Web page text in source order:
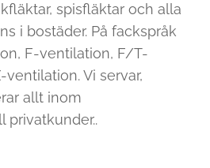
spisfläktar och alla
i bostäder. På fackspråk
F-ventilation, F/T-
Vi servar,
allt inom
privatkunder..